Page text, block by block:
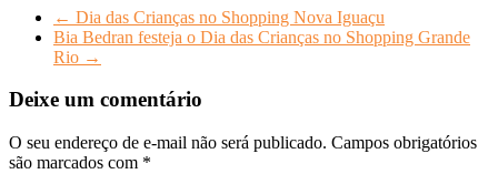
← Dia das Crianças no Shopping Nova Iguaçu
Bia Bedran festeja o Dia das Crianças no Shopping Grande
Rio →
Deixe um comentário
O seu endereço de e-mail não será publicado. Campos obrigatórios
são marcados com *